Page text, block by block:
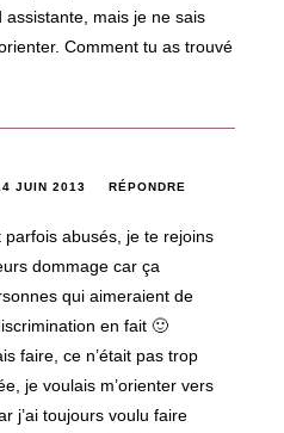
assistante, mais je ne sais
Comment tu as trouvé
JUIN 2013 RÉPONDRE
parfois abusés, je te rejoins
dommage car ça
qui aimeraient de
en fait 🙂
faire, ce n’était pas trop
je voulais m’orienter vers
j’ai toujours voulu faire